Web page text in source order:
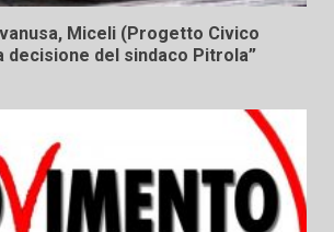
Miceli (Progetto Civico
decisione del sindaco Pitrola”